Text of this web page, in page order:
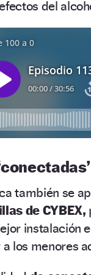
del
también se
de CYBEX,
instalación
los menores